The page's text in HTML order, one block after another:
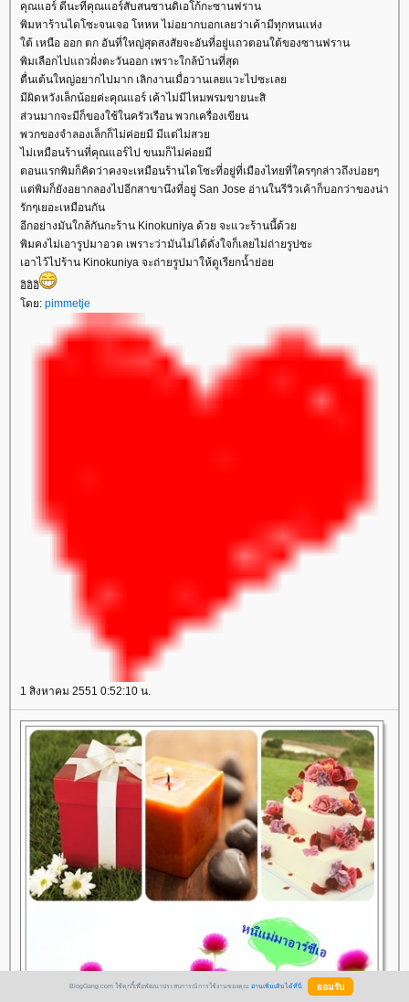
คุณแอร์ ดีนะที่คุณแอร์สับสนซานดิเอโก้กะซานฟราน
พิมหาร้านไดโซะจนเจอ โหหห ไม่อยากบอกเลยว่าเค้ามีทุกหนแห่ง
ต้ เหนือ ออก ตก อันที่ใหญ่สุดสงสัยจะอันที่อยู่แถวตอนใต้ของซานฟราน
พิมเลือกไปแถวฝั่งตะวันออก เพราะใกล้บ้านที่สุด
ตื่นเต้นใหญ่อยากไปมาก เลิกงานเมื่อวานเลยแวะไปซะเล
มีผิดหวังเล็กน้อยค่ะคุณแอร์ เค้าไม่มีไหมพรมขายนะสิ
ส่วนมากจะมีก็ของใช้ในครัวเรือน พวกเครื่องเขียน
พวกของจำลองเล็กก็ไม่ค่อยมี มีแต่ไม่สว
ไม่เหมือนร้านที่คุณแอร์ไป ขนมก็ไม่ค่อยมี
ตอนแรกพิมก็คิดว่าคงจะเหมือนร้านไดโซะที่อยู่ที่เมืองไทยที่ใครๆกล่าวถึงบ่อยๆ
ต่พิมก็ยังอยากลองไปอีกสาขานึงที่อยู่ San Jose อ่านในรีวิวเค้าก็บอกว่าของน่า
รักๆเยอะเหมือนกัน
อีกอย่างมันใกล้กันกะร้าน Kinokuniya ด้วย จะแวะร้านนี้ด้ว
พิมคงไม่เอารูปมาอวด เพราะว่ามันไม่ได้ดั่งใจก็เลยไม่ถ่ายรูปซะ
เอาไว้ไปร้าน Kinokuniya จะถ่ายรูปมาให้ดูเรียกน้ำย่อ
อิอิอิ
ดย: pimmetje
1 สิงหาคม 2551 0:52:10 น.
BlogGang.com ใช้คุกกี้เพื่อพัฒนาประสบการณ์การใช้งานของคุณ อ่านเพิ่มเติมได้ที่นี่